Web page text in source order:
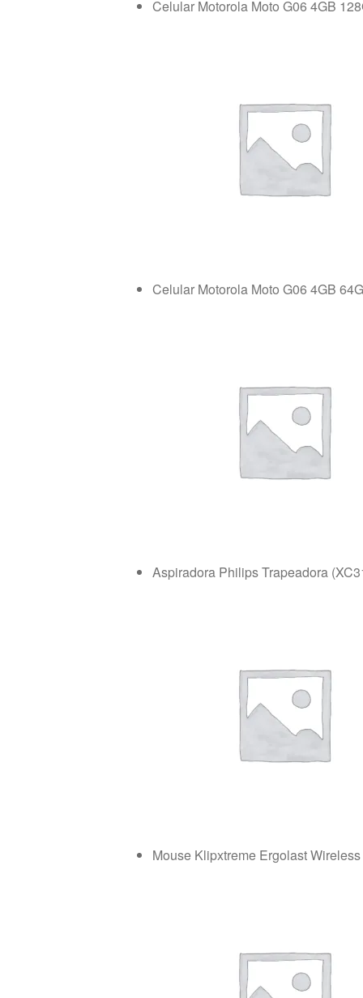
Celular Motorola Moto G06 4GB
Celular Motorola Moto G06 4GB
Aspiradora Philips Trapeadora
Mouse Klipxtreme Ergolast